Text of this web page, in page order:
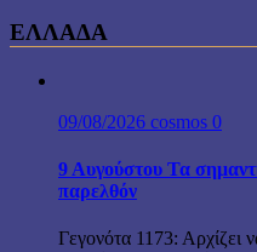
ΕΛΛΑΔΑ
09/08/2026 cosmos 0
9 Αυγούστου Τα
παρελθόν
Γεγονότα 1173: Αρχίζει